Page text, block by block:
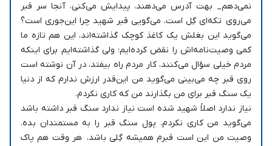
نمی‌دهم_ بهت آدرس می‌دهند، پیدایش می‌کنی، آنجا سر قبر
می‌روی تکه‌ای گِل است، می‌گویی قبر شهید چرا این‌جوری است؟
می‌گوید این بغلش یک کاغذ کوچک گذاشته‌اند، این هم تازه ما
کمی وصیت‌نامه‌اش را نقض کرده‌ایم؛ ولی گذاشته‌ایم برای اینکه
مردم خیلی سؤال می‌کنند، کار مردم راه بیفتد، در آن نوشته است
روی قبر چه می‌بینی می‌گوید من این‌قدر ارزش ندارم که از دنیا
یک سنگ قبر برای من بگذارند من که کاری نکردم.
نیاز ندارد اصلاً شهید شده است نیاز ندارد سنگ قبر داشته باشد
می‌گوید من کاری نکردم. پول سنگ قبر را به مستمندان بده.
وصیت من این است قبرم همیشه گِلی باشد، هر وقت هم پاک